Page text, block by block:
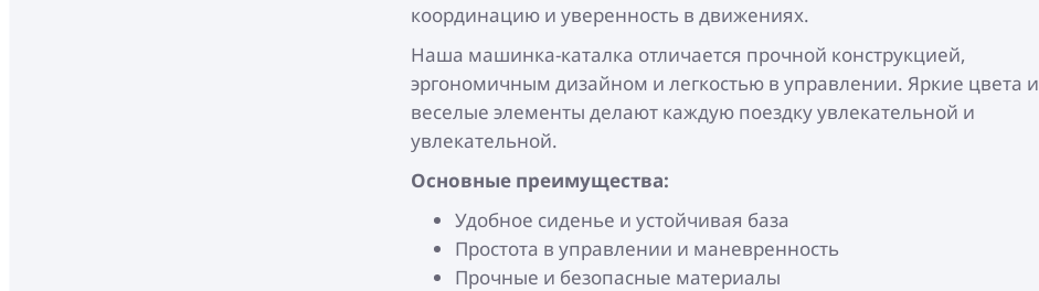
координацию и уверенность в движениях.
Наша машинка-каталка отличается прочной конструкцией,
эргономичным дизайном и легкостью в управлении. Яркие цвета и
веселые элементы делают каждую поездку увлекательной и
увлекательной.
Основные преимущества:
Удобное сиденье и устойчивая база
Простота в управлении и маневренность
Прочные и безопасные материалы